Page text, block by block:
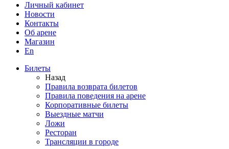
Личный кабинет
Новости
Контакты
Об арене
Магазин
En
Билеты
Назад
Правила возврата билетов
Правила поведения на арене
Корпоративные билеты
Выездные матчи
Ложи
Ресторан
Трансляции в городе